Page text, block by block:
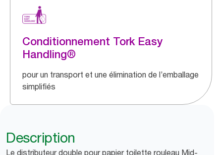
Conditionnement Tork Easy
Handling®
pour un transport et une élimination de l’emballage
simplifiés
Description
Le distributeur double pour papier toilette rouleau Mid-